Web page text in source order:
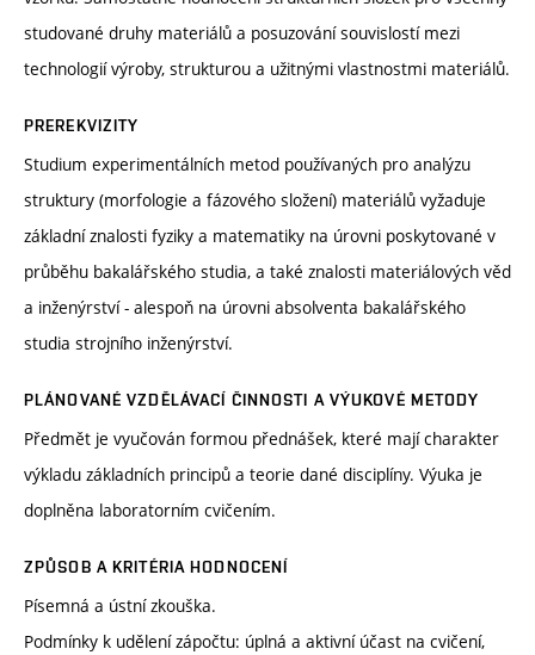
studované druhy materiálů a posuzování souvislostí mezi
technologií výroby, strukturou a užitnými vlastnostmi materiálů.
PREREKVIZITY
Studium experimentálních metod používaných pro analýzu
struktury (morfologie a fázového složení) materiálů vyžaduje
základní znalosti fyziky a matematiky na úrovni poskytované v
průběhu bakalářského studia, a také znalosti materiálových věd
a inženýrství - alespoň na úrovni absolventa bakalářského
studia strojního inženýrství.
PLÁNOVANÉ VZDĚLÁVACÍ ČINNOSTI A VÝUKOVÉ METODY
Předmět je vyučován formou přednášek, které mají charakter
výkladu základních principů a teorie dané disciplíny. Výuka je
doplněna laboratorním cvičením.
ZPŮSOB A KRITÉRIA HODNOCENÍ
Písemná a ústní zkouška.
Podmínky k udělení zápočtu: úplná a aktivní účast na cvičení,